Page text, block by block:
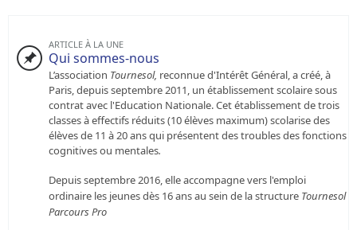
ARTICLE À LA UNE
Qui sommes-nous
L’association Tournesol, reconnue d'Intérêt Général, a créé, à
Paris, depuis septembre 2011, un établissement scolaire sous
contrat avec l'Education Nationale. Cet établissement de trois
classes à effectifs réduits (10 élèves maximum) scolarise des
élèves de 11 à 20 ans qui présentent des troubles des fonctions
cognitives ou mentales.
Depuis septembre 2016, elle accompagne vers l'emploi
ordinaire les jeunes dès 16 ans au sein de la structure Tournesol
Parcours Pro